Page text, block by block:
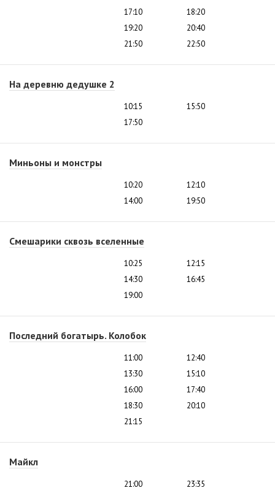
17:10
18:20
19:20
20:40
21:50
22:50
На деревню дедушке 2
10:15
15:50
17:50
Миньоны и монстры
10:20
12:10
14:00
19:50
Смешарики сквозь вселенные
10:25
12:15
14:30
16:45
19:00
Последний богатырь. Колобок
11:00
12:40
13:30
15:10
16:00
17:40
18:30
20:10
21:15
Майкл
21:00 23:35